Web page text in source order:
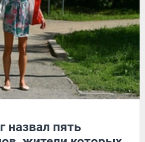
назвал пять